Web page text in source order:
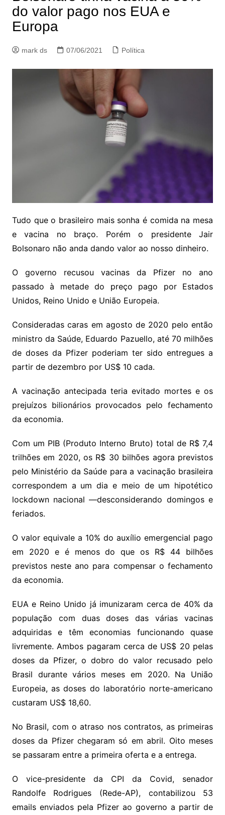
do valor pago nos EUA e
Europa
mark ds 07/06/2021 Política
Tudo que o brasileiro mais sonha é comida na mesa
e vacina no braço. Porém o presidente Jair
Bolsonaro não anda dando valor ao nosso dinheiro.
O governo recusou vacinas da Pfizer no ano
passado à metade do preço pago por Estados
Unidos, Reino Unido e União Europeia.
Consideradas caras em agosto de 2020 pelo então
ministro da Saúde, Eduardo Pazuello, até 70 milhões
de doses da Pfizer poderiam ter sido entregues a
partir de dezembro por US$ 10 cada.
A vacinação antecipada teria evitado mortes e os
prejuízos bilionários provocados pelo fechamento
da economia.
Com um PIB (Produto Interno Bruto) total de R$ 7,4
trilhões em 2020, os R$ 30 bilhões agora previstos
pelo Ministério da Saúde para a vacinação brasileira
correspondem a um dia e meio de um hipotético
lockdown nacional —desconsiderando domingos e
feriados.
O valor equivale a 10% do auxílio emergencial pago
em 2020 e é menos do que os R$ 44 bilhões
previstos neste ano para compensar o fechamento
da economia.
EUA e Reino Unido já imunizaram cerca de 40% da
população com duas doses das várias vacinas
adquiridas e têm economias funcionando quase
livremente. Ambos pagaram cerca de US$ 20 pelas
doses da Pfizer, o dobro do valor recusado pelo
Brasil durante vários meses em 2020. Na União
Europeia, as doses do laboratório norte-americano
custaram US$ 18,60.
No Brasil, com o atraso nos contratos, as primeiras
doses da Pfizer chegaram só em abril. Oito meses
se passaram entre a primeira oferta e a entrega.
O vice-presidente da CPI da Covid, senador
Randolfe Rodrigues (Rede-AP), contabilizou 53
emails enviados pela Pfizer ao governo a partir de